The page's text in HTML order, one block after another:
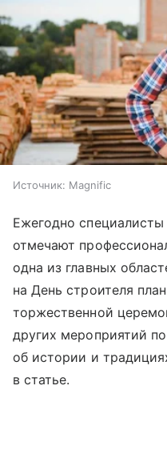
Источник: Magnific
Ежегодно
отмечают
одна из главных
на День строителя
торжественной
других мероприятий
об истории и
в статье.